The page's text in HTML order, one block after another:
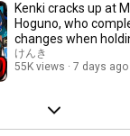
Kenki cracks up at
Hoguno, who
changes when
rod【Kenki Clip...
けんき
55K views
7 days ago